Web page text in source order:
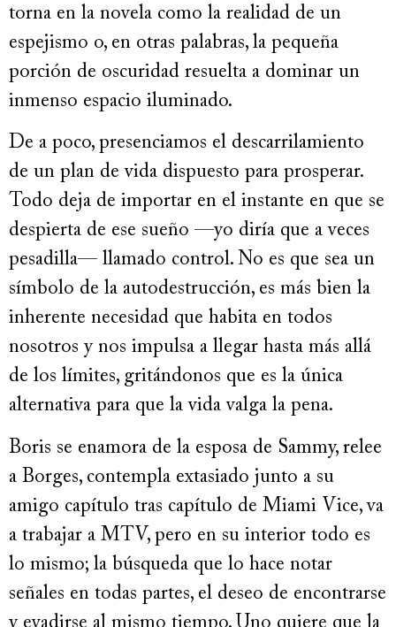
torna en la novela como la realidad de un
espejismo o, en otras palabras, la pequeña
porción de oscuridad resuelta a dominar un
inmenso espacio iluminado.
De a poco, presenciamos el descarrilamiento
de un plan de vida dispuesto para prosperar.
Todo deja de importar en el instante en que se
despierta de ese sueño —yo diría que a veces
pesadilla— llamado control. No es que sea un
símbolo de la autodestrucción, es más bien la
inherente necesidad que habita en todos
nosotros y nos impulsa a llegar hasta más allá
de los límites, gritándonos que es la única
alternativa para que la vida valga la pena.
Boris se enamora de la esposa de Sammy, relee
a Borges, contempla extasiado junto a su
amigo capítulo tras capítulo de Miami Vice, va
a trabajar a MTV, pero en su interior todo es
lo mismo; la búsqueda que lo hace notar
señales en todas partes, el deseo de encontrarse